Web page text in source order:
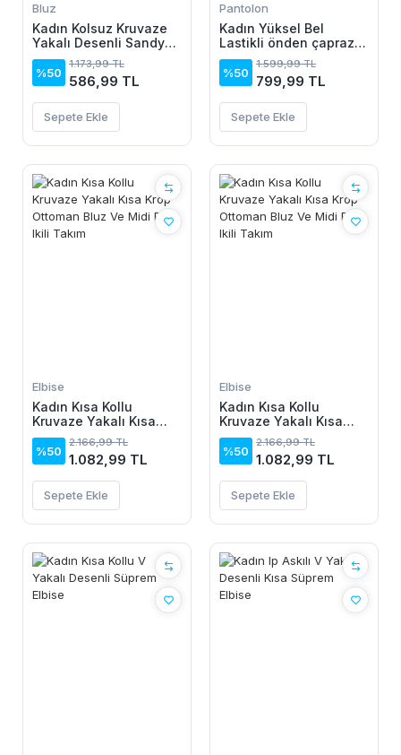
Bluz
Kadın Kolsuz Kruvaze
Yakalı Desenli Sandy
Bluz
%50
1.173,99 TL
586,99 TL
Sepete Ekle
Pantolon
Kadın Yüksel Bel
Lastikli önden çapraz
Detaylı Sandy Pantolon
%50
1.599,99 TL
799,99 TL
Sepete Ekle
Elbise
Kadın Kısa Kollu
Kruvaze Yakalı Kısa
Krop Ottoman Bluz Ve
Midi Etek Ikili Takım
%50
2.166,99 TL
1.082,99 TL
Sepete Ekle
Elbise
Kadın Kısa Kollu
Kruvaze Yakalı Kısa
Krop Ottoman Bluz Ve
Midi Etek Ikili Takım
%50
2.166,99 TL
1.082,99 TL
Sepete Ekle